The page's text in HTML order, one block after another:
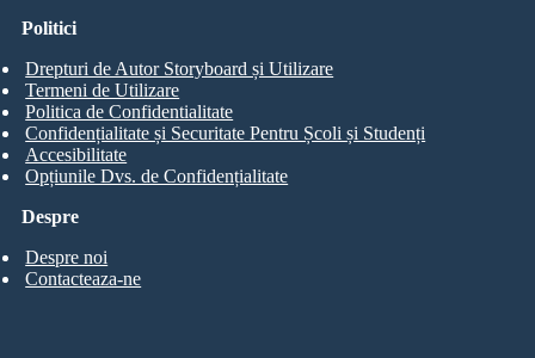
Despre
Despre noi
Contacteaza-ne
Politici
Drepturi de Autor Storyboard și Utilizare
Termeni de Utilizare
Politica de Confidentialitate
Confidențialitate și Securitate Pentru Școli și Studenți
Accesibilitate
Opțiunile Dvs. de Confidențialitate